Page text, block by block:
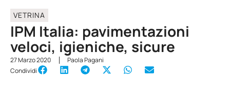
VETRINA
IPM Italia: pavimentazioni
veloci, igieniche, sicure
27 Marzo 2020
Paola Pagani
Condividi